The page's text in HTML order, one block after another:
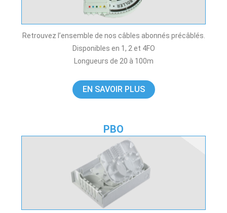
Retrouvez l’ensemble de nos câbles abonnés précâblés.
Disponibles en 1, 2 et 4FO
Longueurs de 20 à 100m
EN SAVOIR PLUS
PBO